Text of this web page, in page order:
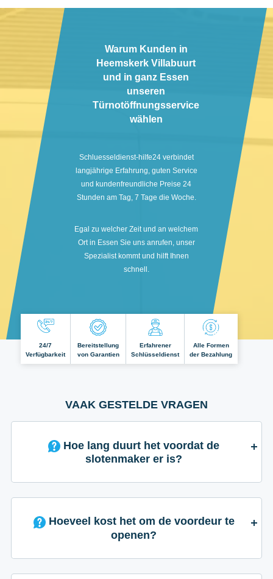
Warum Kunden in
Heemskerk Villabuurt
und in ganz Essen
unseren
Türnotöffnungsservice
wählen
Schluesseldienst-hilfe24 verbindet
langjährige Erfahrung, guten Service
und kundenfreundliche Preise 24
Stunden am Tag, 7 Tage die Woche.
Egal zu welcher Zeit und an welchem
Ort in Essen Sie uns anrufen, unser
Spezialist kommt und hilft Ihnen
schnell.
24/7
Verfügbarkeit
Bereitstellung
von Garantien
Erfahrener
Schlüsseldienst
Alle Formen
der Bezahlung
VAAK GESTELDE VRAGEN
slotenmaker er is?
Hoeveel kost het om de voordeur te
openen?